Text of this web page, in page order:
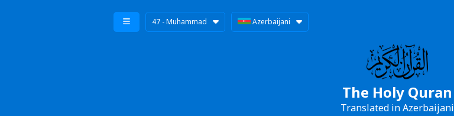
47 - Muhammad Azerbaijani
The Holy Quran
Translated in Azerbaijani